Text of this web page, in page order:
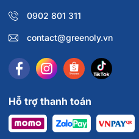
0902 801 311
contact@greenoly.vn
Hỗ trợ thanh toán